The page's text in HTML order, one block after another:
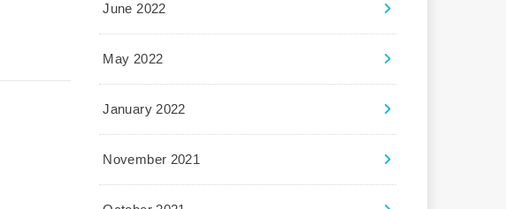
June 2022
May 2022
January 2022
November 2021